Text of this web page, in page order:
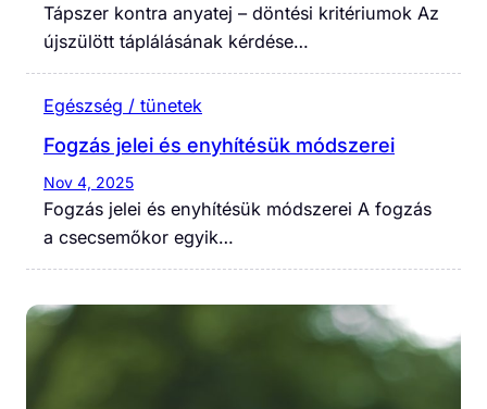
Tápszer kontra anyatej – döntési kritériumok Az
újszülött táplálásának kérdése…
Egészség / tünetek
Fogzás jelei és enyhítésük módszerei
Nov 4, 2025
Fogzás jelei és enyhítésük módszerei A fogzás
a csecsemőkor egyik…